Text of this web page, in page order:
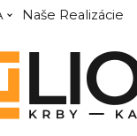
Naše Realizácie